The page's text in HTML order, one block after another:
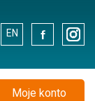
EN . .
Moje konto